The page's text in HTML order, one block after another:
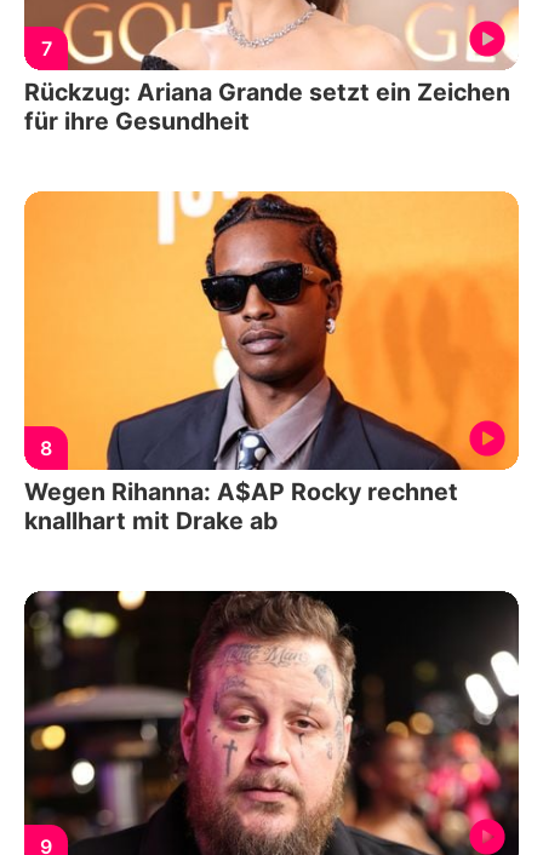
7
Rückzug: Ariana Grande setzt ein Zeichen
für ihre Gesundheit
8
Wegen Rihanna: A$AP Rocky rechnet
knallhart mit Drake ab
9